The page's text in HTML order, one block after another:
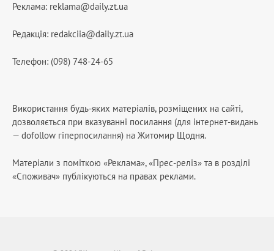
Реклама: reklama@daily.zt.ua
Редакція: redakciia@daily.zt.ua
Телефон: (098) 748-24-65
Використання будь-яких матеріалів, розміщених на сайті,
дозволяється при вказуванні посилання (для інтернет-видань
— dofollow гіперпосилання) на Житомир Щодня.
Матеріали з поміткою «Реклама», «Прес-реліз» та в розділі
«Споживач» публікуються на правах реклами.